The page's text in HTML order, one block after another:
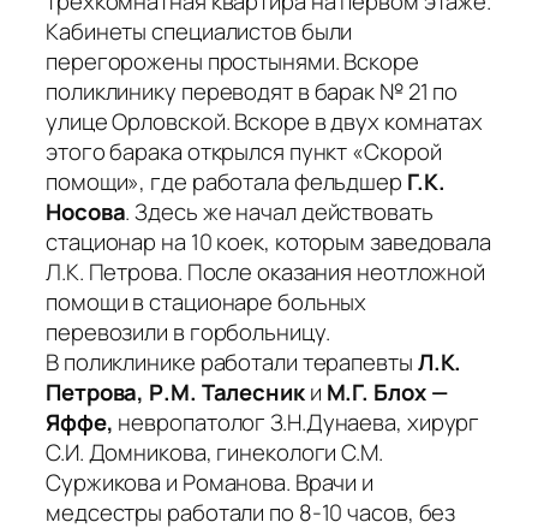
Кабинеты специалистов были
перегорожены простынями. Вскоре
поликлинику переводят в барак № 21 по
улице Орловской. Вскоре в двух комнатах
этого барака открылся пункт «Скорой
помощи», где работала фельдшер Г.К.
Носова. Здесь же начал действовать
стационар на 10 коек, которым заведовала
Л.К. Петрова. После оказания неотложной
помощи в стационаре больных
перевозили в горбольницу.
В поликлинике работали терапевтыЛ.К.
Петрова, Р.М. Талесники М.Г. Блох —
Яффе, невропатолог З.Н.Дунаева, хирург
С.И. Домникова, гинекологи С.М.
Суржикова и Романова. Врачи и
медсестры работали по 8-10 часов, без